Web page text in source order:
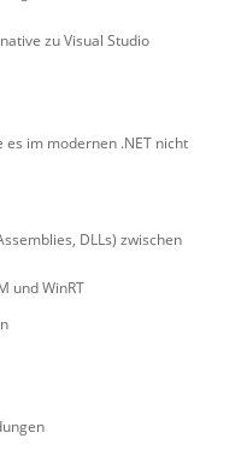
zu Visual Studio
es im modernen .NET nicht
DLLs) zwischen
und WinRT